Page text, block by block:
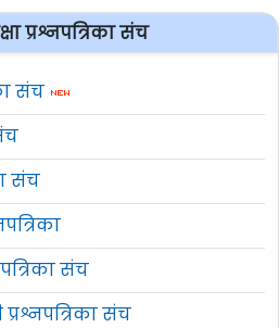
प्रश्नपत्रिका संच
संच
संच
संच
संच